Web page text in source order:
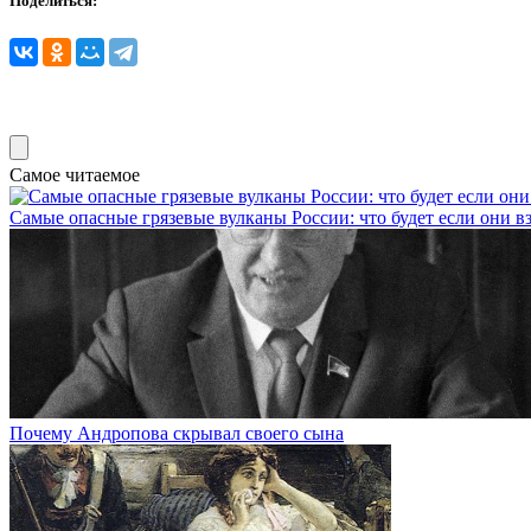
Самое читаемое
Самые опасные грязевые вулканы России: что будет если они
Почему Андропова скрывал своего сына